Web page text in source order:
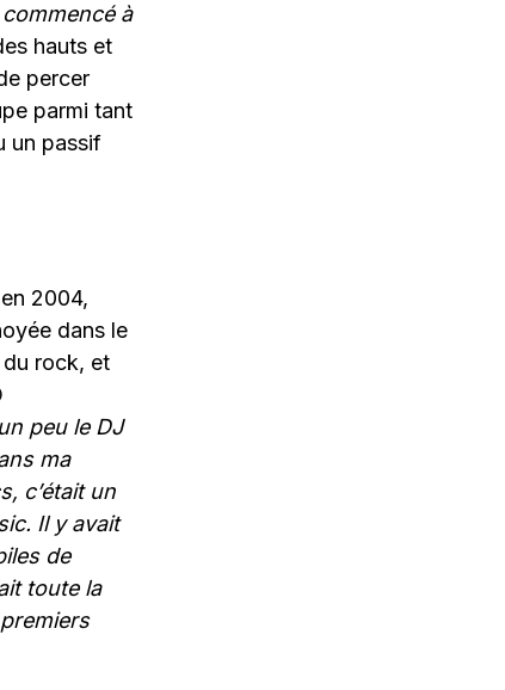
à
hauts et
percer
parmi tant
un passif
2004,
dans le
du rock, et
peu le DJ
ma
c’était un
Il y avait
de
toute la